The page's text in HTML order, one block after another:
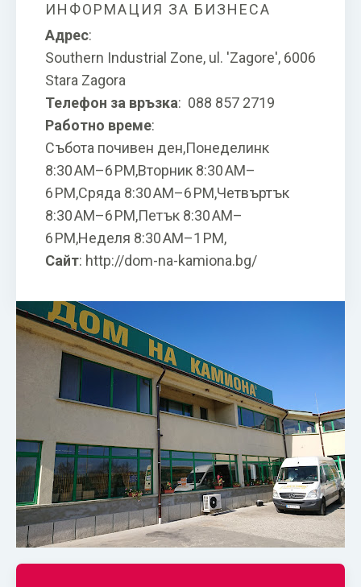
ИНФОРМАЦИЯ ЗА БИЗНЕСА
Адрес:
Southern Industrial Zone, ul. 'Zagore', 6006
Stara Zagora
Телефон за връзка: 088 857 2719
Работно време:
Събота почивен ден,Понеделинк
8:30 AM–6 PM,Вторник 8:30 AM–
6 PM,Сряда 8:30 AM–6 PM,Четвъртък
8:30 AM–6 PM,Петък 8:30 AM–
6 PM,Неделя 8:30 AM–1 PM,
Сайт: http://dom-na-kamiona.bg/